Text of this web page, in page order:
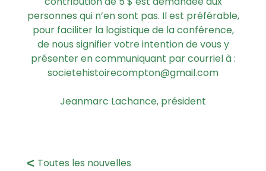
personnes qui n’en sont pas. Il est préférable,
pour faciliter la logistique de la conférence,
de nous signifier votre intention de vous y
présenter en communiquant par courriel à :
societehistoirecompton@gmail.com
Jeanmarc Lachance, président
Toutes les nouvelles